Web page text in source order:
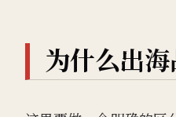
为什么出